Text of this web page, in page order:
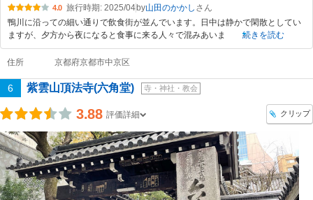
4.0 旅行時期: 2025/04by山田のかかし
鴨川に沿っての細い通りで飲食街が並んでいます。日中は静かで閑散としてい
ますが、夕方から夜になると食事に来る人々で混みあいま
続きを読む
住所 京都府京都市中京区
6 紫雲山頂法寺(六角堂) 寺・神社・教会
3.88 評価詳細 クリップ